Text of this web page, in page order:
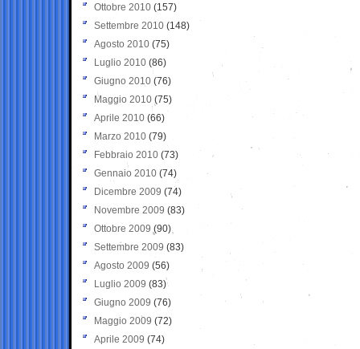
Ottobre 2010 (157)
Settembre 2010 (148)
Agosto 2010 (75)
Luglio 2010 (86)
Giugno 2010 (76)
Maggio 2010 (75)
Aprile 2010 (66)
Marzo 2010 (79)
Febbraio 2010 (73)
Gennaio 2010 (74)
Dicembre 2009 (74)
Novembre 2009 (83)
Ottobre 2009 (90)
Settembre 2009 (83)
Agosto 2009 (56)
Luglio 2009 (83)
Giugno 2009 (76)
Maggio 2009 (72)
Aprile 2009 (74)